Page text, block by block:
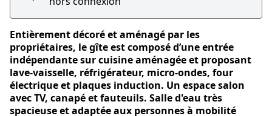
Entièrement décoré et aménagé par les
propriétaires, le gîte est composé d’une entrée
indépendante sur cuisine aménagée et proposant
lave-vaisselle, réfrigérateur, micro-ondes, four
électrique et plaques induction. Un espace salon
avec TV, canapé et fauteuils. Salle d'eau très
spacieuse et adaptée aux personnes à mobilité